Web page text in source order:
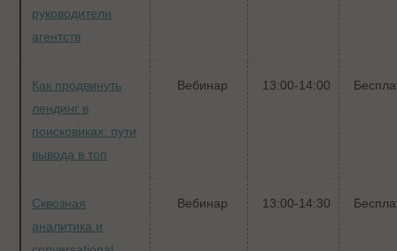
руководители
агентств
Как продвинуть
лендинг в
поисковиках: пути
вывода в топ
Вебинар 13:00-14:00
Сквозная
аналитика и
Вебинар 13:00-14:30